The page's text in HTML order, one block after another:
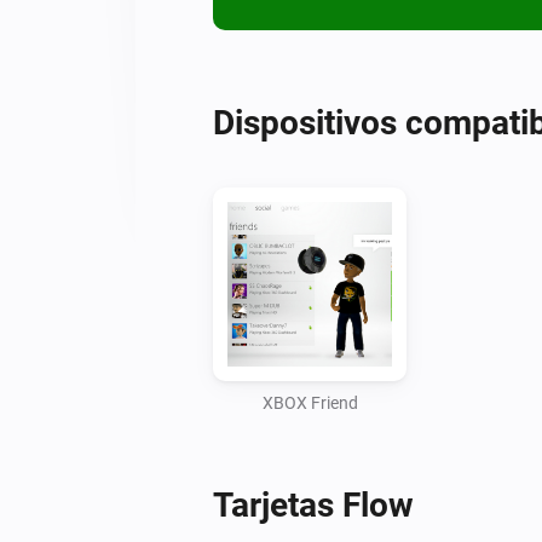
Dispositivos
XBOX Friend
Tarjetas Flow